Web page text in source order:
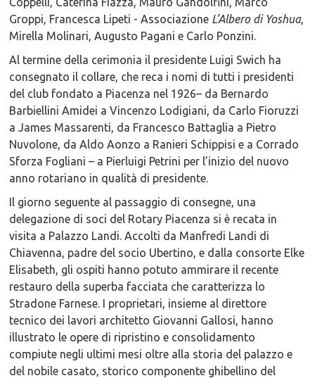
Groppi, Francesca Lipeti - Associazione L’Albero di Yoshua,
Mirella Molinari, Augusto Pagani e Carlo Ponzini.
Al termine della cerimonia il presidente Luigi Swich ha
consegnato il collare, che reca i nomi di tutti i presidenti
del club fondato a Piacenza nel 1926– da Bernardo
Barbiellini Amidei a Vincenzo Lodigiani, da Carlo Fioruzzi
a James Massarenti, da Francesco Battaglia a Pietro
Nuvolone, da Aldo Aonzo a Ranieri Schippisi e a Corrado
Sforza Fogliani – a Pierluigi Petrini per l’inizio del nuovo
anno rotariano in qualità di presidente.
Il giorno seguente al passaggio di consegne, una
delegazione di soci del Rotary Piacenza si è recata in
visita a Palazzo Landi. Accolti da Manfredi Landi di
Chiavenna, padre del socio Ubertino, e dalla consorte Elke
Elisabeth, gli ospiti hanno potuto ammirare il recente
restauro della superba facciata che caratterizza lo
Stradone Farnese. I proprietari, insieme al direttore
tecnico dei lavori architetto Giovanni Gallosi, hanno
illustrato le opere di ripristino e consolidamento
compiute negli ultimi mesi oltre alla storia del palazzo e
del nobile casato, storico componente ghibellino del